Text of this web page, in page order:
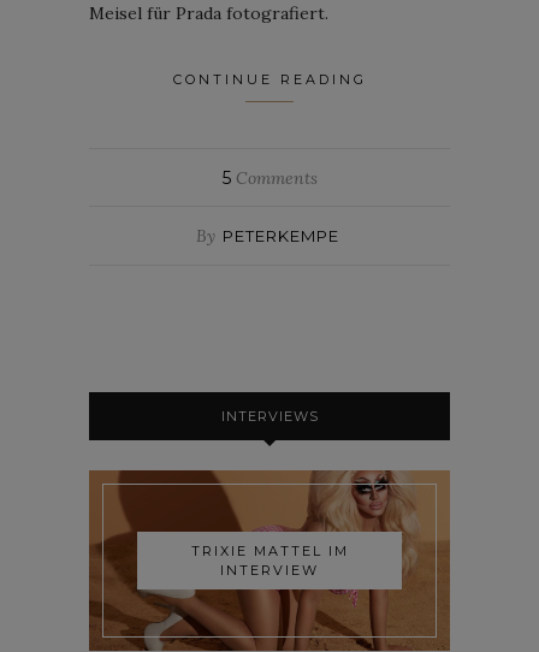
Meisel für Prada fotografiert.
CONTINUE READING
5Comments
By PETERKEMPE
INTERVIEWS
TRIXIE MATTEL IM
INTERVIEW